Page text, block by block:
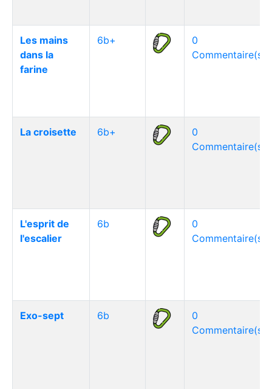
Les mains
dans la
farine
6b+
0
Commentaire(s)
La croisette 6b+
0
Commentaire(s)
L'esprit de
l'escalier
6b
0
Commentaire(s)
Exo-sept 6b
0
Commentaire(s)